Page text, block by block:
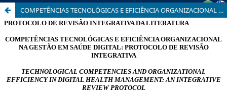
COMPETÊNCIAS TECNOLÓGICAS E EFICIÊNCIA ORGANIZACIONAL NA GESTÃO EM SAÚDE DIGITAL: PROTOCOLO DE REVISÃO INTEGRATIVA